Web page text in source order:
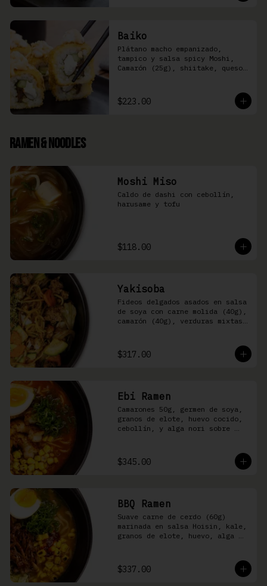
Baiko
Plátano macho empanizado,
tampico y salsa spicy Moshi,
Camarón (25g), shiitake, queso
$223.00
Ramen & Noodles
Moshi Miso
Caldo de dashi con cebollín,
harusame y tofu
$118.00
Yakisoba
Fideos delgados asados en salsa
de soya con carne molida (40g),
camarón (40g), verduras mixtas
$317.00
Ebi Ramen
Camarones 50g, germen de soya,
granos de elote, huevo cocido,
cebollín, y alga nori sobre
$345.00
BBQ Ramen
Suave carne de cerdo (60g)
marinada en salsa Hoisin, kale,
granos de elote, huevo, alga
cerdo
$337.00